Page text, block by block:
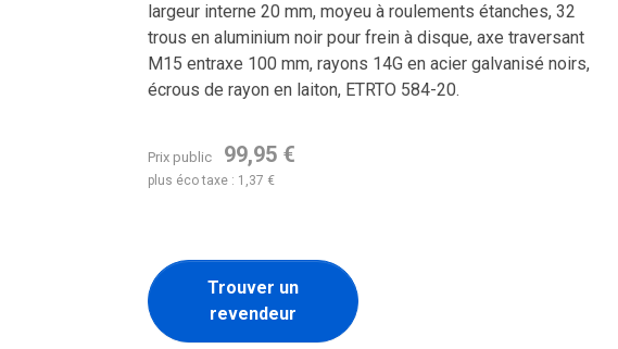
largeur interne 20 mm, moyeu à roulements étanches, 32
trous en aluminium noir pour frein à disque, axe traversant
M15 entraxe 100 mm, rayons 14G en acier galvanisé noirs,
écrous de rayon en laiton, ETRTO 584-20.
Prix public 99,95 €
plus éco taxe : 1,37 €
Trouver un
revendeur